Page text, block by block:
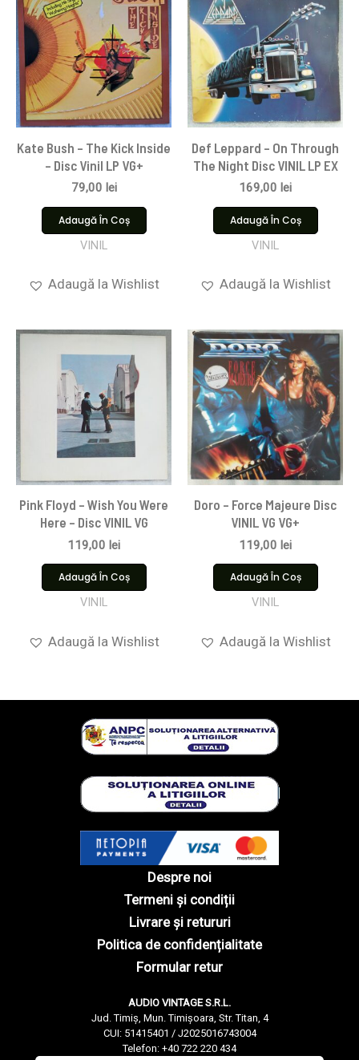
Kate Bush – The Kick Inside
– Disc Vinil LP VG+
79,00 lei
Adaugă În Coș
VINIL
Adaugă la Wishlist
Def Leppard – On Through
The Night Disc VINIL LP EX
169,00 lei
Adaugă În Coș
VINIL
Adaugă la Wishlist
Pink Floyd ‎– Wish You Were
Here – Disc VINIL VG
119,00 lei
Adaugă În Coș
VINIL
Adaugă la Wishlist
Doro – Force Majeure Disc
VINIL VG VG+
119,00 lei
Adaugă În Coș
VINIL
Adaugă la Wishlist
Despre noi
Termeni și condiții
Livrare și retururi
Politica de confidențialitate
Formular retur
AUDIO VINTAGE S.R.L.
Jud. Timiș, Mun. Timișoara, Str. Titan, 4
CUI: 51415401 / J2025016743004
Telefon: +40 722 220 434